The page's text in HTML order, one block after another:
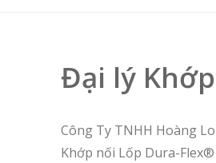
Đại lý
Công Ty TNHH Hoàng
Khớp nối Lốp Dura-